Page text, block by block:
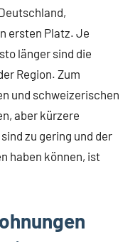
ersten Platz. Je
länger sind die
Region. Zum
und schweizerischen
aber kürzere
zu gering und der
haben können, ist